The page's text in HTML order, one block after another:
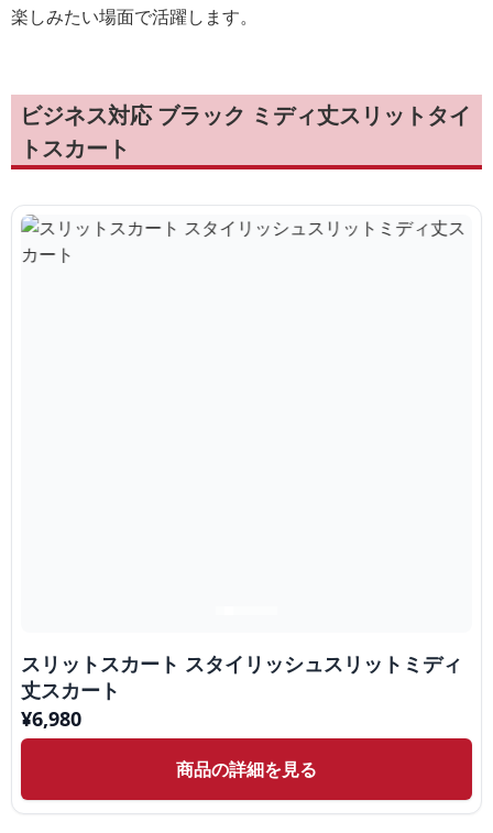
楽しみたい場面で活躍します。
ビジネス対応 ブラック ミディ丈スリットタイ
トスカート
スリットスカート スタイリッシュスリットミディ
丈スカート
¥6,980
商品の詳細を見る